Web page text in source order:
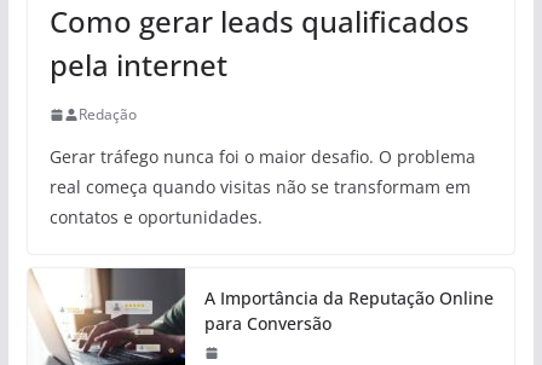
Como gerar leads qualificados
pela internet
Redação
Gerar tráfego nunca foi o maior desafio. O problema
real começa quando visitas não se transformam em
contatos e oportunidades.
A Importância da Reputação Online
para Conversão